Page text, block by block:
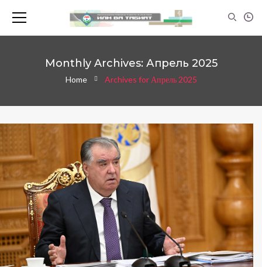
Monthly Archives: Апрель 2025
Home Archives for Апрель 2025